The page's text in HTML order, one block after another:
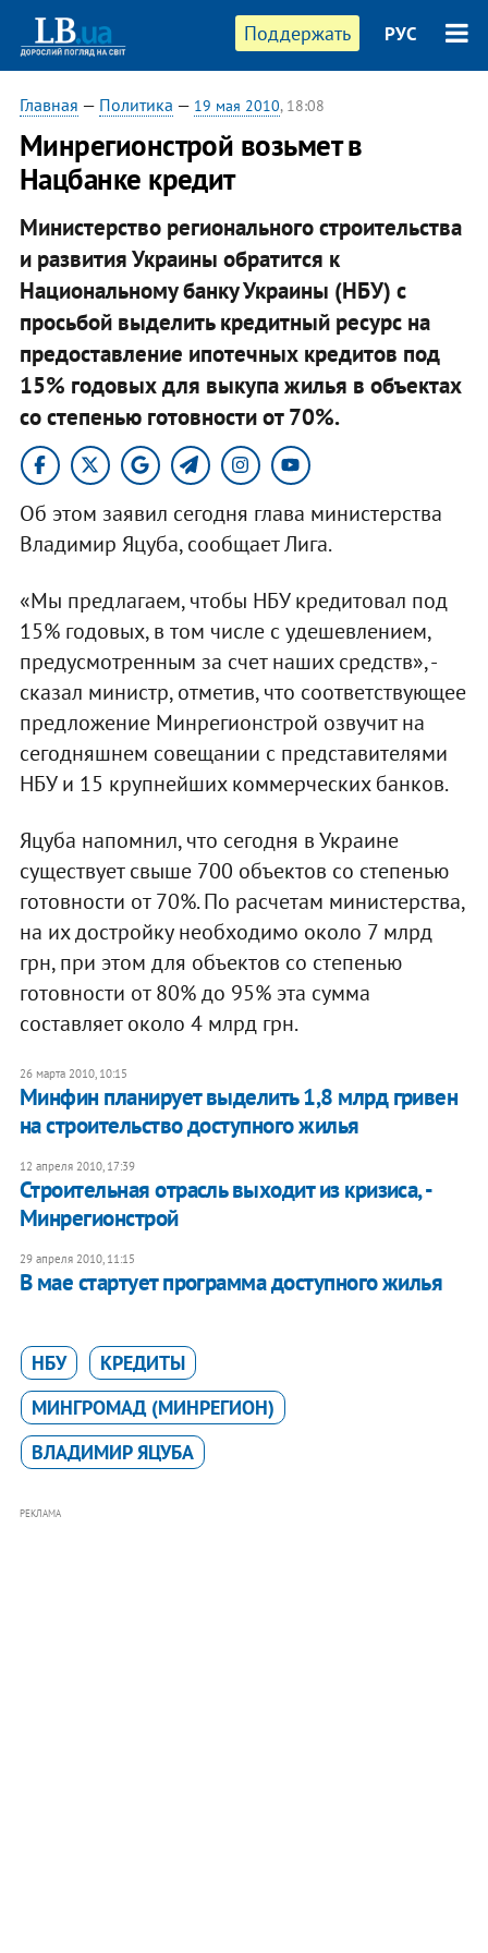
Поддержать РУС
Главная — Политика — 19 мая 2010, 18:08
Минрегионстрой возьмет в
Нацбанке кредит
Министерство регионального строительства
и развития Украины обратится к
Национальному банку Украины (НБУ) с
просьбой выделить кредитный ресурс на
предоставление ипотечных кредитов под
15% годовых для выкупа жилья в объектах
со степенью готовности от 70%.
Об этом заявил сегодня глава министерства
Владимир Яцуба, сообщает Лига.
«Мы предлагаем, чтобы НБУ кредитовал под
15% годовых, в том числе с удешевлением,
предусмотренным за счет наших средств», -
сказал министр, отметив, что соответствующее
предложение Минрегионстрой озвучит на
сегодняшнем совещании с представителями
НБУ и 15 крупнейших коммерческих банков.
Яцуба напомнил, что сегодня в Украине
существует свыше 700 объектов со степенью
готовности от 70%. По расчетам министерства,
на их достройку необходимо около 7 млрд
грн, при этом для объектов со степенью
готовности от 80% до 95% эта сумма
составляет около 4 млрд грн.
26 марта 2010, 10:15
Минфин планирует выделить 1,8 млрд гривен
на строительство доступного жилья
12 апреля 2010, 17:39
Строительная отрасль выходит из кризиса, -
Минрегионстрой
29 апреля 2010, 11:15
В мае стартует программа доступного жилья
НБУ
КРЕДИТЫ
МИНГРОМАД (МИНРЕГИОН)
ВЛАДИМИР ЯЦУБА
РЕКЛАМА